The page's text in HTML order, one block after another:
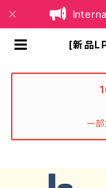
[新品
一部